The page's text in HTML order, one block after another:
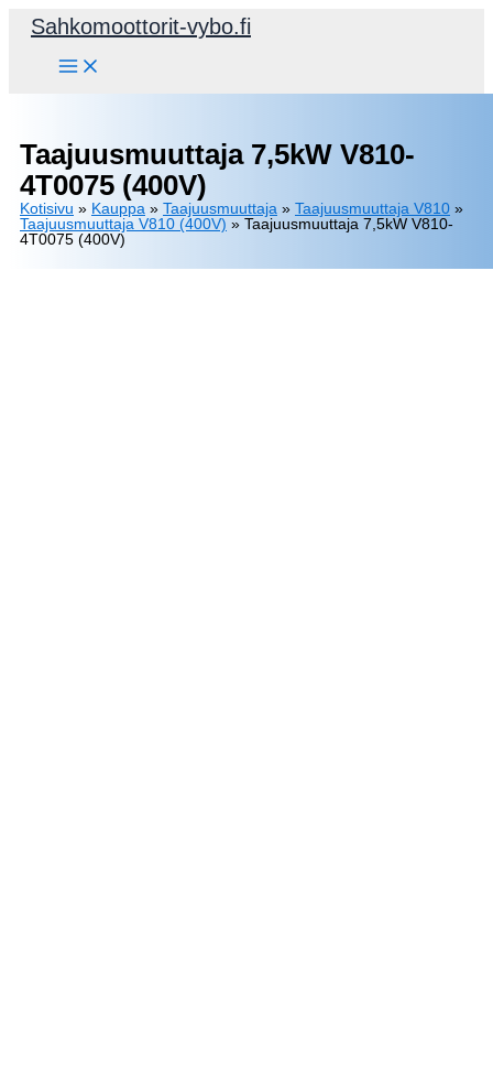
Siirry
Sahkomoottorit-vybo.fi
Taajuusmuuttaja 7,5kW V810-
4T0075 (400V)
Kotisivu » Kauppa » Taajuusmuuttaja » Taajuusmuuttaja V810 »
Taajuusmuuttaja V810 (400V) » Taajuusmuuttaja 7,5kW V810-
4T0075 (400V)